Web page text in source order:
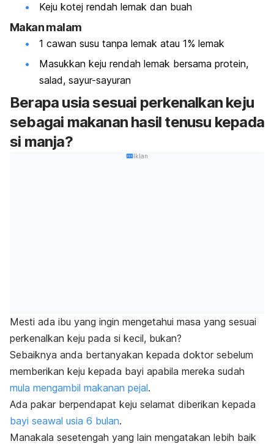
Keju kotej rendah lemak dan buah
Makan malam
1 cawan susu tanpa lemak atau 1% lemak
Masukkan keju rendah lemak bersama protein,
salad, sayur-sayuran
Berapa usia sesuai perkenalkan keju
sebagai makanan hasil tenusu kepada
si manja?
Iklan
Mesti ada ibu yang ingin mengetahui masa yang sesuai
perkenalkan keju pada si kecil, bukan?
Sebaiknya anda bertanyakan kepada doktor sebelum
memberikan keju kepada bayi apabila mereka sudah
mula mengambil makanan pejal.
Ada pakar berpendapat keju selamat diberikan kepada
bayi seawal usia 6 bulan.
Manakala sesetengah yang lain mengatakan lebih baik